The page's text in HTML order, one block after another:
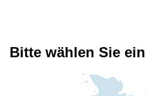
Bitte wählen Sie